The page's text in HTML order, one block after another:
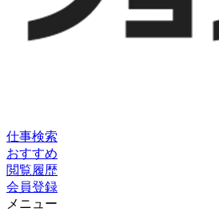
仕事検索
おすすめ
閲覧履歴
会員登録
メニュー